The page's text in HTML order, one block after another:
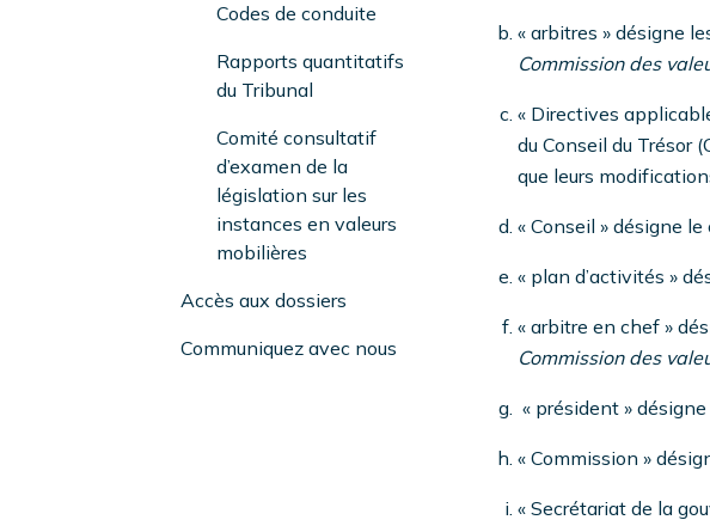
Codes de conduite
Rapports quantitatifs
du Tribunal
Comité consultatif
d’examen de la
législation sur les
instances en valeurs
mobilières
Accès aux dossiers
Communiquez avec nous
« arbitres » désigne
Commission des
« Directives
du Conseil du Trésor
que leurs
« Conseil » désigne
« plan d’activités »
« arbitre en chef »
Commission des
« président »
« Commission »
« Secrétariat de la